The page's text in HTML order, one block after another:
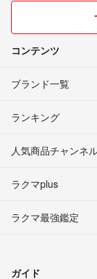
コンテンツ
ブランド一覧
ランキング
人気商品チャンネ
ラクマplus
ラクマ最強鑑定
ガイド